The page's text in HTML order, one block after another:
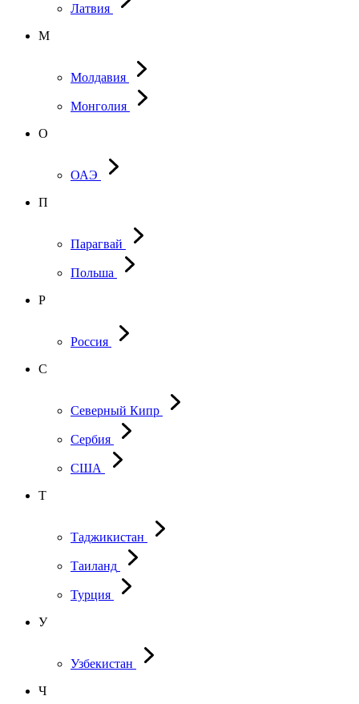
Латвия
М
Молдавия
Монголия
О
ОАЭ
П
Парагвай
Польша
Р
Россия
С
Северный Кипр
Сербия
США
Т
Таджикистан
Таиланд
Турция
У
Узбекистан
Ч